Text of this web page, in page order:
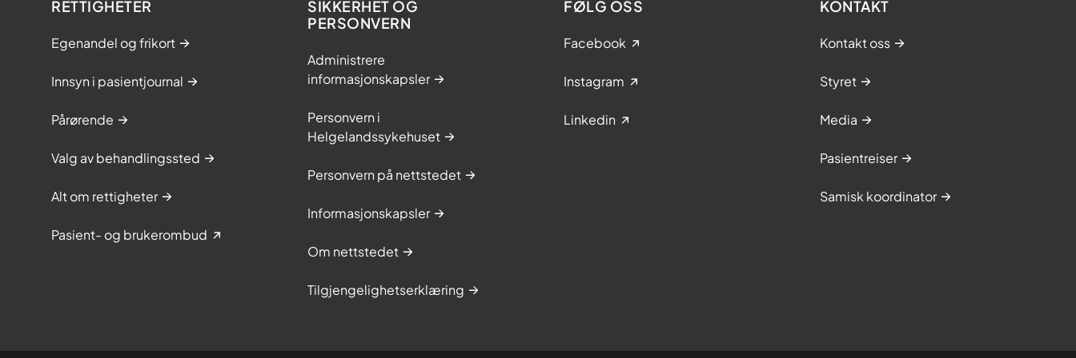
RETTIGHETER
Egenandel og frikort
Innsyn i pasientjournal
Pårørende
Valg av behandlingssted
Alt om rettigheter
Pasient- og brukerombud
SIKKERHET OG
PERSONVERN
Administrere
informasjonskapsler
Personvern i
Helgelandssykehuset
Personvern på nettstedet
Informasjonskapsler
Om nettstedet
Tilgjengelighetserklæring
FØLG OSS
Facebook
Instagram
Linkedin
KONTAKT
Kontakt oss
Styret
Media
Pasientreiser
Samisk koordinator